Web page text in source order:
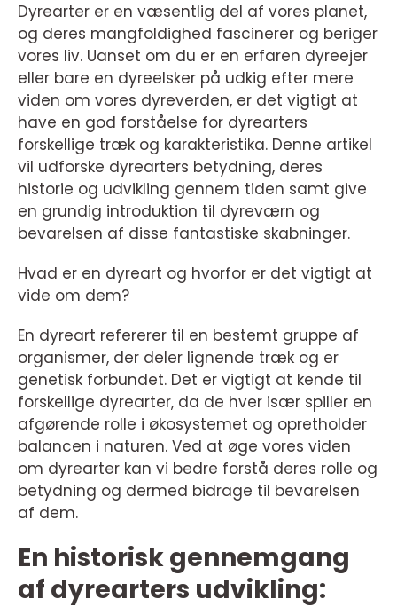
Dyrearter er en væsentlig del af vores planet,
og deres mangfoldighed fascinerer og beriger
vores liv. Uanset om du er en erfaren dyreejer
eller bare en dyreelsker på udkig efter mere
viden om vores dyreverden, er det vigtigt at
have en god forståelse for dyrearters
forskellige træk og karakteristika. Denne artikel
vil udforske dyrearters betydning, deres
historie og udvikling gennem tiden samt give
en grundig introduktion til dyreværn og
bevarelsen af disse fantastiske skabninger.
Hvad er en dyreart og hvorfor er det vigtigt at
vide om dem?
En dyreart refererer til en bestemt gruppe af
organismer, der deler lignende træk og er
genetisk forbundet. Det er vigtigt at kende til
forskellige dyrearter, da de hver især spiller en
afgørende rolle i økosystemet og opretholder
balancen i naturen. Ved at øge vores viden
om dyrearter kan vi bedre forstå deres rolle og
betydning og dermed bidrage til bevarelsen
af dem.
En historisk gennemgang
af dyrearters udvikling: